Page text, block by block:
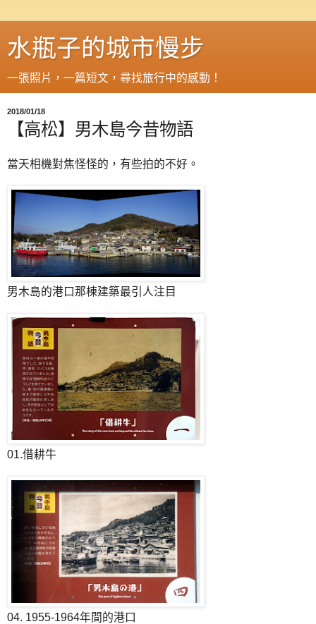
水瓶子的城市慢步
一張照片，一篇短文，尋找旅行中的感動！
2018/01/18
【高松】男木島今昔物語
當天相機對焦怪怪的，有些拍的不好。
男木島的港口那棟建築最引人注目
01.借耕牛
04. 1955-1964年間的港口